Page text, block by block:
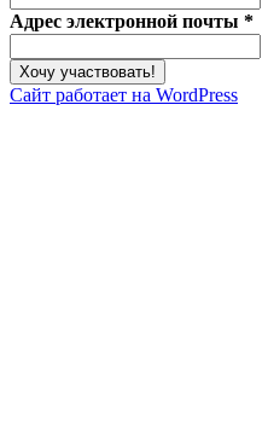
Адрес электронной почты *
Сайт работает на WordPress